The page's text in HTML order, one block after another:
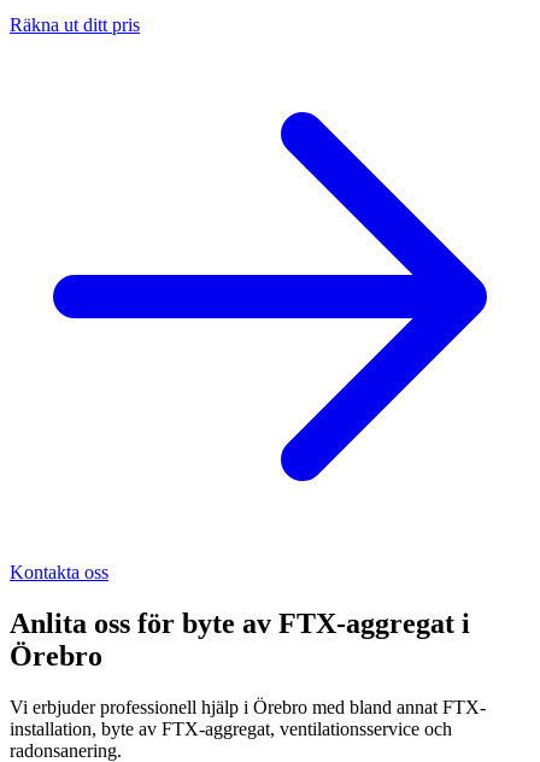
Räkna ut ditt pris
Kontakta oss
Anlita oss för byte av FTX-aggregat i
Örebro
Vi erbjuder professionell hjälp i Örebro med bland annat FTX-
installation, byte av FTX-aggregat, ventilationsservice och
radonsanering.